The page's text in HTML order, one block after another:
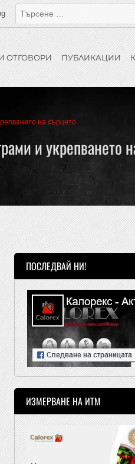
ОТГОВОРИ ПУБЛИКАЦИИ
на сърцето
и укрепването
ПОСЛЕДВАЙ НИ!
ИЗМЕРВАНЕ НА ИТМ